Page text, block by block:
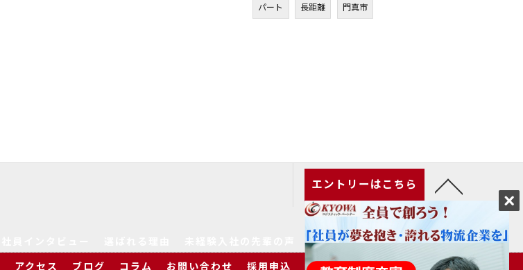
パート 長距離 門真市
エントリーはこちら
家族の皆様へ
求人一覧
アクセス ブログ コラム お問い合わせ 採用申込 プライバシーポリシー